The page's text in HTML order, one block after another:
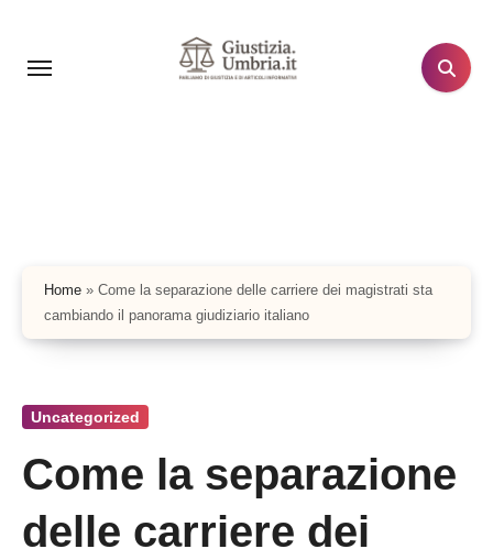
contenuto
Home » Come la separazione delle carriere dei magistrati sta
cambiando il panorama giudiziario italiano
Uncategorized
Come la separazione
delle carriere dei